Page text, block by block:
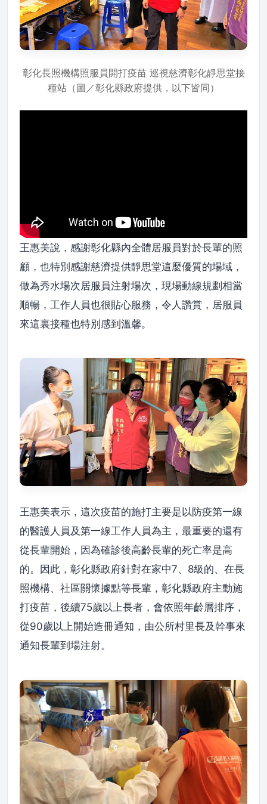
彰化長照機構照服員開打疫苗 巡視慈濟彰化靜思堂接
種站（圖／彰化縣政府提供，以下皆同）
王惠美說，感謝彰化縣內全體居服員對於長輩的照
顧，也特別感謝慈濟提供靜思堂這麼優質的場域，
做為秀水場次居服員注射場次，現場動線規劃相當
順暢，工作人員也很貼心服務，令人讚賞，居服員
來這裏接種也特別感到溫馨。
王惠美表示，這次疫苗的施打主要是以防疫第一線
的醫護人員及第一線工作人員為主，最重要的還有
從長輩開始，因為確診後高齡長輩的死亡率是高
的。因此，彰化縣政府針對在家中7、8級的、在長
照機構、社區關懷據點等長輩，彰化縣政府主動施
打疫苗，後續75歲以上長者，會依照年齡層排序，
從90歲以上開始造冊通知，由公所村里長及幹事來
通知長輩到場注射。